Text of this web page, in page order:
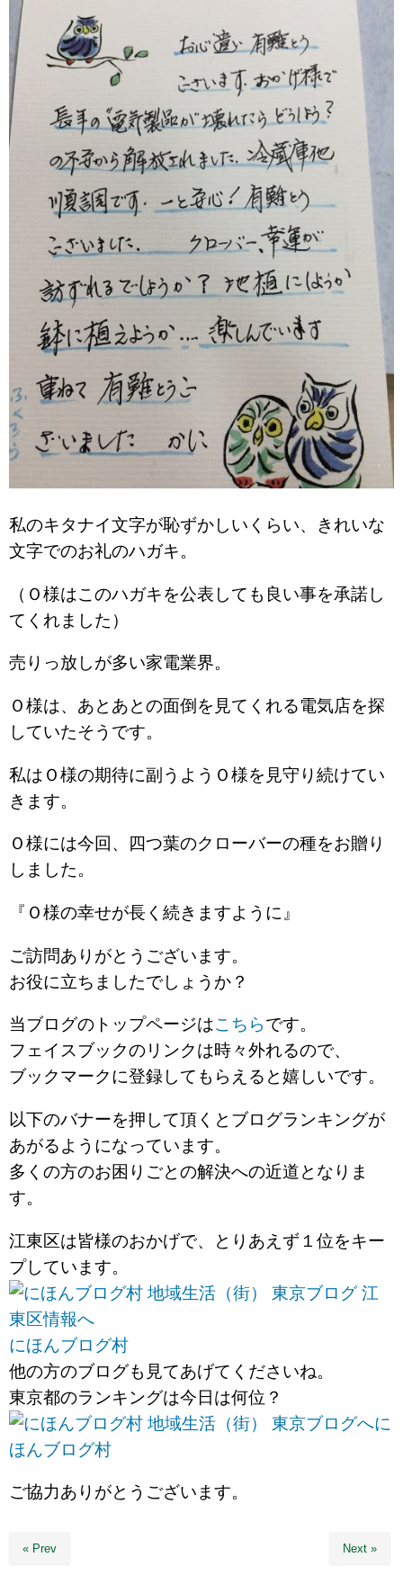
私のキタナイ文字が恥ずかしいくらい、きれいな
文字でのお礼のハガキ。
（Ｏ様はこのハガキを公表しても良い事を承諾し
てくれました）
売りっ放しが多い家電業界。
Ｏ様は、あとあとの面倒を見てくれる電気店を探
していたそうです。
私はＯ様の期待に副うようＯ様を見守り続けてい
きます。
Ｏ様には今回、四つ葉のクローバーの種をお贈り
しました。
『Ｏ様の幸せが長く続きますように』
ご訪問ありがとうございます。
お役に立ちましたでしょうか？
当ブログのトップページはこちらです。
フェイスブックのリンクは時々外れるので、
ブックマークに登録してもらえると嬉しいです。
以下のバナーを押して頂くとブログランキングが
あがるようになっています。
多くの方のお困りごとの解決への近道となりま
す。
江東区は皆様のおかげで、とりあえず１位をキー
プしています。
にほんブログ村
他の方のブログも見てあげてくださいね。
東京都のランキングは今日は何位？
に
ほんブログ村
ご協力ありがとうございます。
« Prev Next »